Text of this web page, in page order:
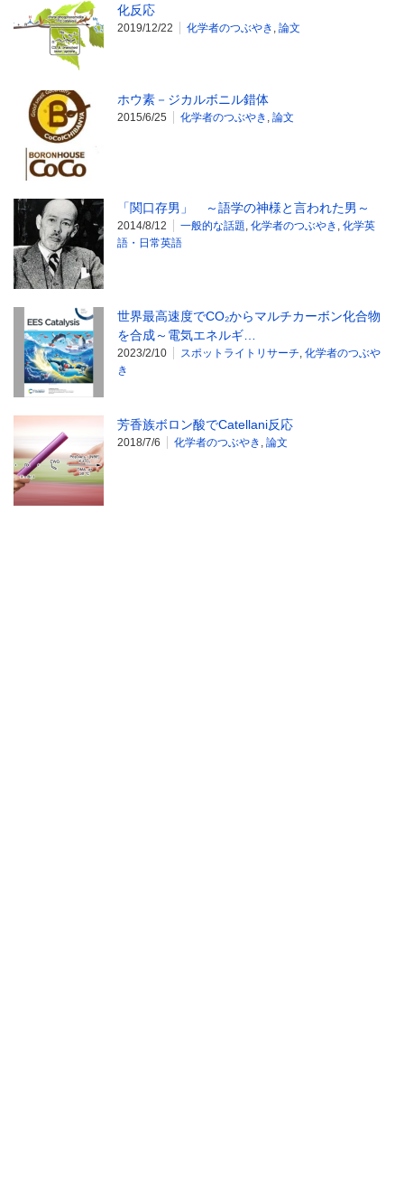
化反応
2019/12/22 化学者のつぶやき , 論文
ホウ素－ジカルボニル錯体
2015/6/25 化学者のつぶやき , 論文
「関口存男」 ～語学の神様と言われた男～
2014/8/12 一般的な話題, 化学者のつぶやき , 化学英
語・日常英語
世界最高速度でCO₂からマルチカーボン化合物
を合成～電気エネルギ…
2023/2/10 スポットライトリサーチ, 化学者のつぶや
き
芳香族ボロン酸でCatellani反応
2018/7/6 化学者のつぶやき , 論文